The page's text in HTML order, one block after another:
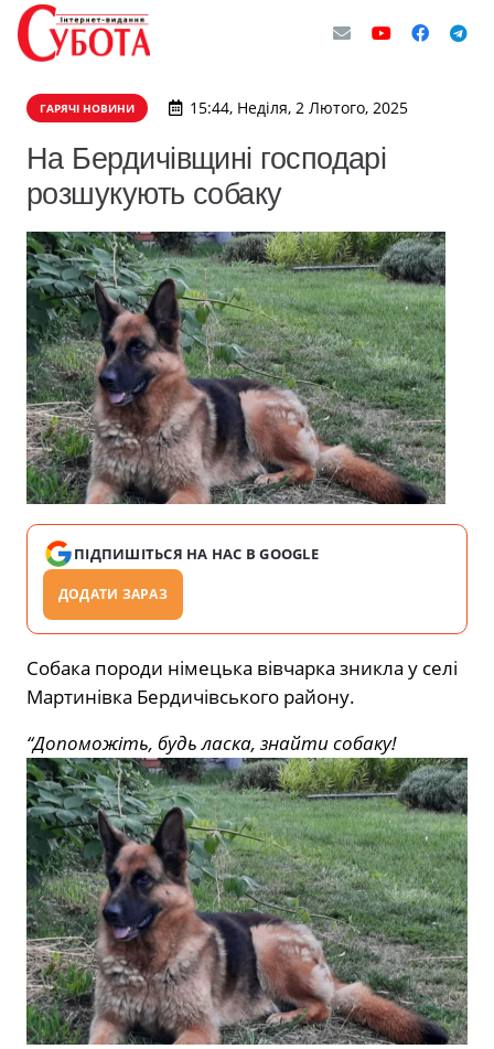
ГАРЯЧІ НОВИНИ 15:44, Неділя, 2 Лютого, 2025
На Бердичівщині господарі
розшукують собаку
ПІДПИШІТЬСЯ НА НАС В GOOGLE
ДОДАТИ ЗАРАЗ
Собака породи німецька вівчарка зникла у селі
Мартинівка Бердичівського району.
“Допоможіть, будь ласка, знайти собаку!